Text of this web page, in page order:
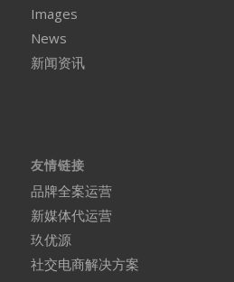
Images
News
新闻资讯
友情链接
品牌全案运营
新媒体代运营
玖优源
社交电商解决方案